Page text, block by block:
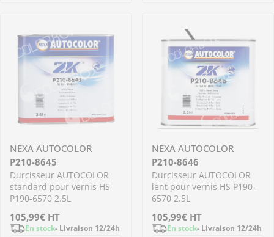
NEXA AUTOCOLOR
P210-8645
Durcisseur AUTOCOLOR
standard pour vernis HS
P190-6570 2.5L
Prix
105,99€ HT
En stock- Livraison 12/24h
NEXA AUTOCOLOR
P210-8646
Durcisseur AUTOCOLOR
lent pour vernis HS P190-
6570 2.5L
Prix
105,99€ HT
En stock- Livraison 12/24h